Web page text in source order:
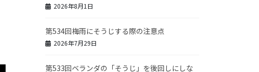
2026年8月1日
第534回梅雨にそうじする際の注意点
2026年7月29日
第533回ベランダの「そうじ」を後回しにしな